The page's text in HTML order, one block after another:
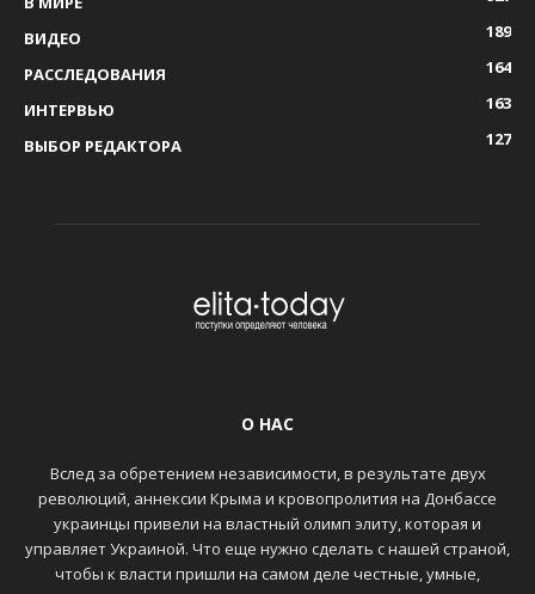
ВИДЕО
189
РАССЛЕДОВАНИЯ
164
ИНТЕРВЬЮ
163
ВЫБОР РЕДАКТОРА
127
О НАС
Вслед за обретением независимости, в результате двух
революций, аннексии Крыма и кровопролития на Донбассе
украинцы привели на властный олимп элиту, которая и
управляет Украиной. Что еще нужно сделать с нашей страной,
чтобы к власти пришли на самом деле честные, умные,